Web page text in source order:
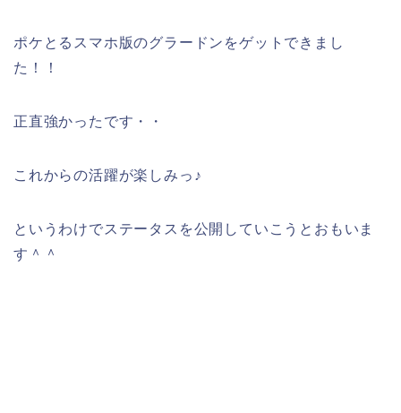
ポケとるスマホ版のグラードンをゲットできまし
た！！
正直強かったです・・
これからの活躍が楽しみっ♪
というわけでステータスを公開していこうとおもいま
す＾＾